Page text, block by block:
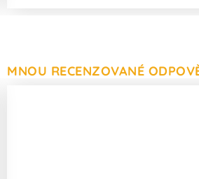
MNOU RECENZOVANÉ